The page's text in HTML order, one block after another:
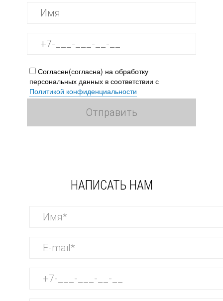
Согласен(согласна) на обработку
персональных данных в соответствии с
Политикой конфиденциальности
НАПИСАТЬ НАМ